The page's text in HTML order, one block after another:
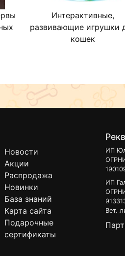
Интерактивные,
развивающие игрушки
кошек
Новости
Акции
Распродажа
Новинки
База знаний
Карта сайта
Подарочные
сертификаты
ИП
ИП
Вет.